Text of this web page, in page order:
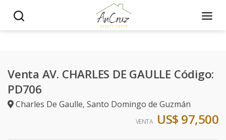
Venta AV. CHARLES DE GAULLE Código:
PD706
Charles De Gaulle, Santo Domingo de Guzmán
VENTA US$ 97,500